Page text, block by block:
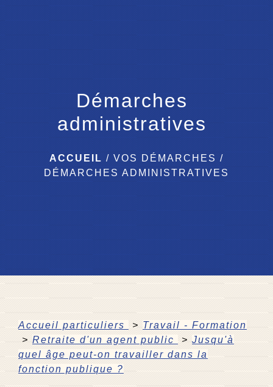
Démarches
administratives
ACCUEIL / VOS DÉMARCHES /
DÉMARCHES ADMINISTRATIVES
Accueil particuliers > Travail - Formation
> Retraite d'un agent public > Jusqu'à
quel âge peut-on travailler dans la
fonction publique ?